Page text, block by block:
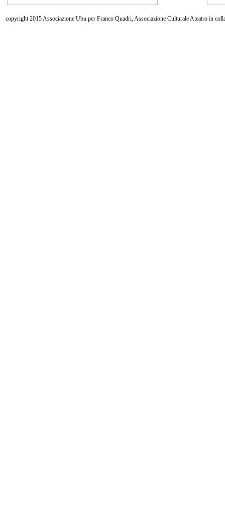
copyright 2015 Associazione Ubu per Franco Quadri, Associazione Culturale Ateatro in